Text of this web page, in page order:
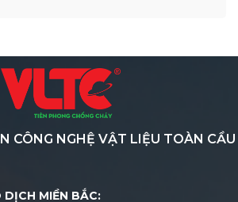
CÔNG NGHỆ VẬT LIỆU TOÀN CẦU
DỊCH MIỀN BẮC: